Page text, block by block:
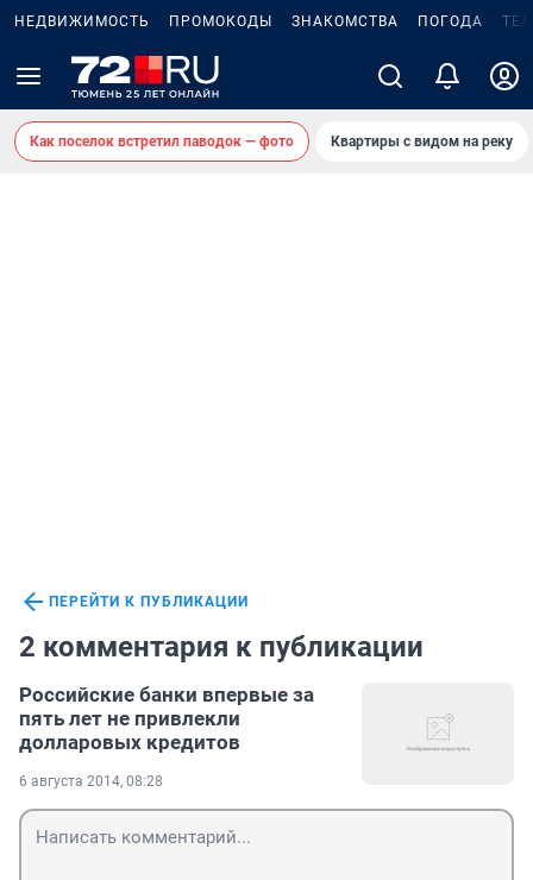
НЕДВИЖИМОСТЬ ПРОМОКОДЫ ЗНАКОМСТВА ПОГОДА
Как поселок встретил паводок — фото Квартиры с видом на реку
ПЕРЕЙТИ К ПУБЛИКАЦИИ
2 комментария к публикации
Российские банки впервые за
пять лет не привлекли
долларовых кредитов
6 августа 2014, 08:28